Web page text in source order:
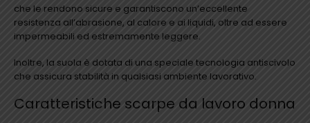
che le rendono sicure e garantiscono un’eccellente
resistenza all’abrasione, al calore e ai liquidi, oltre ad essere
impermeabili ed estremamente leggere.
Inoltre, la suola è dotata di una speciale tecnologia antiscivolo
che assicura stabilità in qualsiasi ambiente lavorativo.
Caratteristiche scarpe da lavoro donna